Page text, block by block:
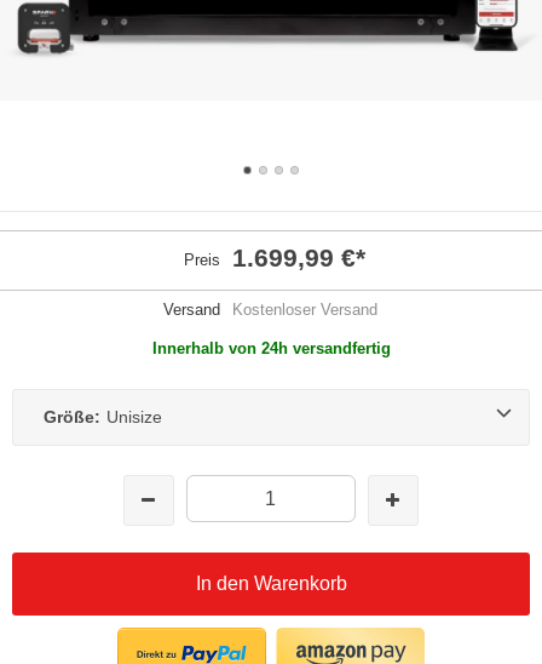
Preis 1.699,99 €*
Versand Kostenloser Versand
Innerhalb von 24h versandfertig
Größe: Unisize
In den Warenkorb